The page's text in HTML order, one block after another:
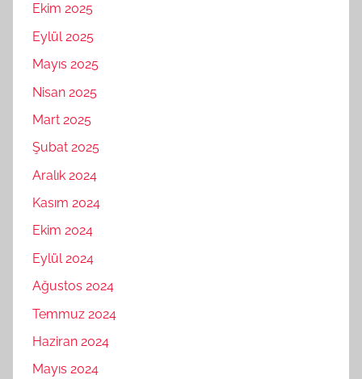
Ekim 2025
Eylül 2025
Mayıs 2025
Nisan 2025
Mart 2025
Şubat 2025
Aralık 2024
Kasım 2024
Ekim 2024
Eylül 2024
Ağustos 2024
Temmuz 2024
Haziran 2024
Mayıs 2024